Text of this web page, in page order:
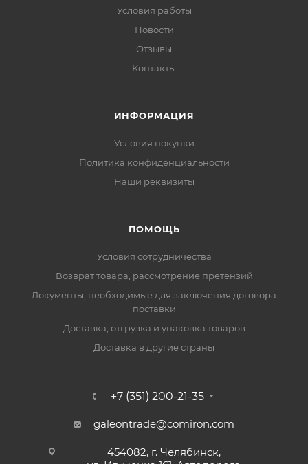
Условия работы
Новости
Отзывы
Контакты
ИНФОРМАЦИЯ
Условия покупки
Политика конфиденциальности
Наши реквизиты
ПОМОЩЬ
Условия сотрудничества
Возврат товара, рассмотрение претензий
Документы, необходимые для заключения договора
поставки
Доставка, отгрузка и упаковка товаров
Доставка в другие страны
+7 (351) 200-21-35
galeontrade@comiron.com
454082, г. Челябинск,